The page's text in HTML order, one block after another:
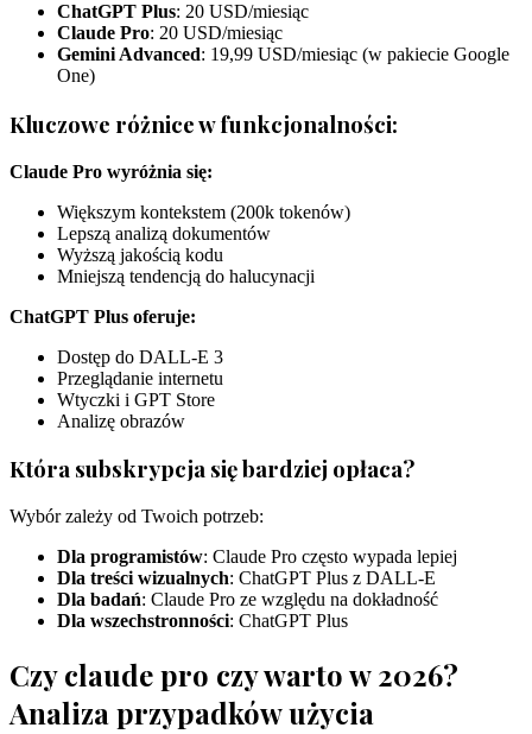
ChatGPT Plus: 20 USD/miesiąc
Claude Pro: 20 USD/miesiąc
Gemini Advanced: 19,99 USD/miesiąc (w pakiecie Google
One)
Kluczowe różnice w funkcjonalności:
Claude Pro wyróżnia się:
Większym kontekstem (200k tokenów)
Lepszą analizą dokumentów
Wyższą jakością kodu
Mniejszą tendencją do halucynacji
ChatGPT Plus oferuje:
Dostęp do DALL-E 3
Przeglądanie internetu
Wtyczki i GPT Store
Analizę obrazów
Która subskrypcja się bardziej opłaca?
Wybór zależy od Twoich potrzeb:
Dla programistów: Claude Pro często wypada lepiej
Dla treści wizualnych: ChatGPT Plus z DALL-E
Dla badań: Claude Pro ze względu na dokładność
Dla wszechstronności: ChatGPT Plus
Czy claude pro czy warto w 2026?
Analiza przypadków użycia